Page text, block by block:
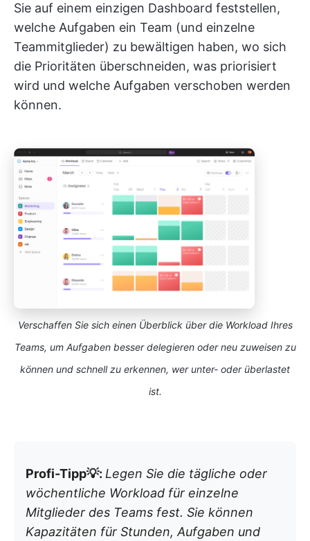
Sie auf einem einzigen Dashboard feststellen,
welche Aufgaben ein Team (und einzelne
Teammitglieder) zu bewältigen haben, wo sich
die Prioritäten überschneiden, was priorisiert
wird und welche Aufgaben verschoben werden
können.
Verschaffen Sie sich einen Überblick über die Workload Ihres
Teams, um Aufgaben besser delegieren oder neu zuweisen zu
können und schnell zu erkennen, wer unter- oder überlastet
ist.
Profi-Tipp💡: Legen Sie die tägliche oder
wöchentliche Workload für einzelne
Mitglieder des Teams fest. Sie können
Kapazitäten für Stunden, Aufgaben und